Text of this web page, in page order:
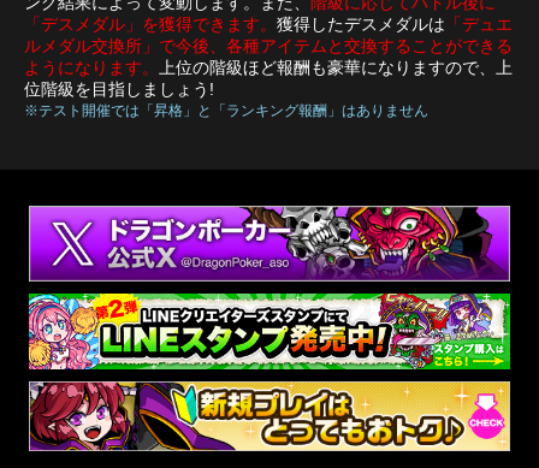
「デスメダル」を獲得できます。 獲得したデスメダルは 「デュエ
ルメダル交換所」で今後、各種アイテムと交換することができる
ようになります。
上位の階級ほど報酬も豪華になりますので、上
位階級を目指しましょう!
※テスト開催では「昇格」と「ランキング報酬」はありません